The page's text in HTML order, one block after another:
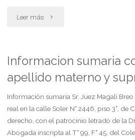
en
Leer más "Informacion
rectificacion
de
partida"
Informacion sumaria
apellido materno y
Información sumaria Sr. Juez Magalí
real en la calle Soler N° 2446, piso 3°, de
derecho, con el patrocinio letrado de la
Abogada inscripta al T° 99, F° 45, del